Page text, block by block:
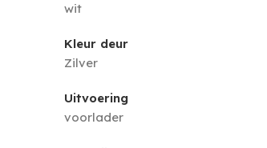
wit
Kleur deur
Zilver
Uitvoering
voorlader